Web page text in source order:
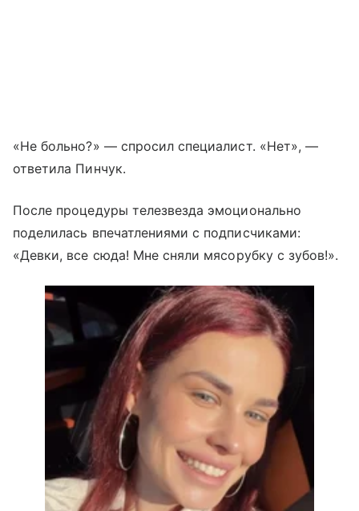
«Не больно?» — спросил специалист. «Нет», —
ответила Пинчук.
После процедуры телезвезда эмоционально
поделилась впечатлениями с подписчиками:
«Девки, все сюда! Мне сняли мясорубку с зубов!».